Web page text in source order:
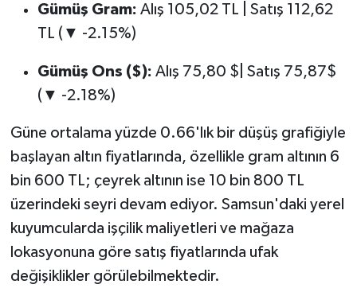
Gümüş Gram: Alış 105,02 TL | Satış 112,62
TL (▼ -2.15%)
Gümüş Ons ($): Alış 75,80 $| Satış 75,87$
(▼ -2.18%)
Güne ortalama yüzde 0.66'lık bir düşüş grafiğiyle
başlayan altın fiyatlarında, özellikle gram altının 6
bin 600 TL; çeyrek altının ise 10 bin 800 TL
üzerindeki seyri devam ediyor. Samsun'daki yerel
kuyumcularda işçilik maliyetleri ve mağaza
lokasyonuna göre satış fiyatlarında ufak
değişiklikler görülebilmektedir.